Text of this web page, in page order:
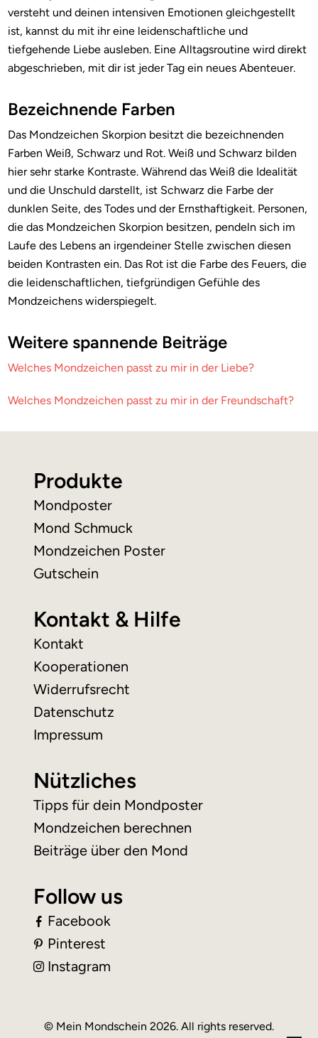
versteht und deinen intensiven Emotionen gleichgestellt
ist, kannst du mit ihr eine leidenschaftliche und
tiefgehende Liebe ausleben. Eine Alltagsroutine wird direkt
abgeschrieben, mit dir ist jeder Tag ein neues Abenteuer.
Bezeichnende Farben
Das Mondzeichen Skorpion besitzt die bezeichnenden
Farben Weiß, Schwarz und Rot. Weiß und Schwarz bilden
hier sehr starke Kontraste. Während das Weiß die Idealität
und die Unschuld darstellt, ist Schwarz die Farbe der
dunklen Seite, des Todes und der Ernsthaftigkeit. Personen,
die das Mondzeichen Skorpion besitzen, pendeln sich im
Laufe des Lebens an irgendeiner Stelle zwischen diesen
beiden Kontrasten ein. Das Rot ist die Farbe des Feuers, die
die leidenschaftlichen, tiefgründigen Gefühle des
Mondzeichens widerspiegelt.
Weitere spannende Beiträge
Welches Mondzeichen passt zu mir in der Liebe?
Welches Mondzeichen passt zu mir in der Freundschaft?
Produkte
Mondposter
Mond Schmuck
Mondzeichen Poster
Gutschein
Kontakt & Hilfe
Kontakt
Kooperationen
Widerrufsrecht
Datenschutz
Impressum
Nützliches
Tipps für dein Mondposter
Mondzeichen berechnen
Beiträge über den Mond
Follow us
Facebook
Pinterest
Instagram
© Mein Mondschein 2026. All rights reserved.